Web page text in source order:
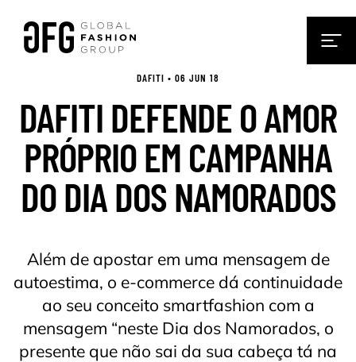
DAFITI • 06 JUN 18
DAFITI DEFENDE O AMOR
PRÓPRIO EM CAMPANHA
DO DIA DOS NAMORADOS
Além de apostar em uma mensagem de
autoestima, o e-commerce dá continuidade
ao seu conceito smartfashion com a
mensagem “neste Dia dos Namorados, o
presente que não sai da sua cabeça tá na